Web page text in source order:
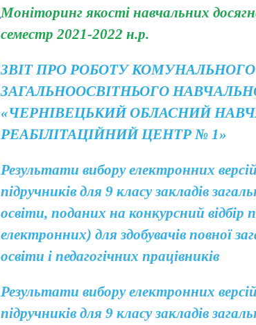
Моніторинг якості навчальних
семестр 2021-2022 н.р.
ЗВІТ ПРО РОБОТУ КОМУНАЛЬНОГО
ЗАГАЛЬНООСВІТНЬОГО
«ЧЕРНІВЕЦЬКИЙ ОБЛАСНИЙ
РЕАБІЛІТАЦІЙНИЙ ЦЕНТР № 1»
Результати вибору електронних
підручників для 9 класу закладів
освіти, поданих на конкурсний відбір
електронних) для здобувачів повної
освіти і педагогічних працівників
Результати вибору електронних
підручників для 9 класу закладів